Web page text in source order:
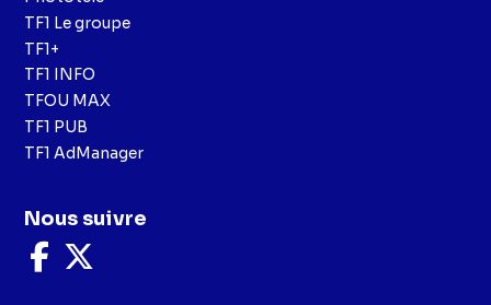
TF1 Le groupe
TF1+
TF1 INFO
TFOU MAX
TF1 PUB
TF1 AdManager
Nous suivre
Nous
suivre